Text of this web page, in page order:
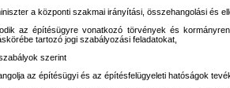
a központi szakmai irányítási, összehangolási és
az építésügyre vonatkozó törvények és
tartozó jogi szabályozási feladatokat,
szerint
az építésügyi és az építésfelügyeleti hatóságok